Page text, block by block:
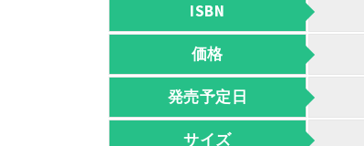
ISBN
価格
発売予定日
サイズ